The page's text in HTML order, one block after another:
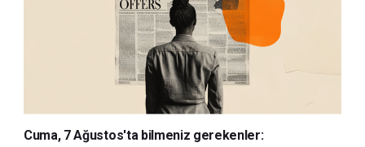
Cuma, 7 Ağustos'ta bilmeniz gerekenler: